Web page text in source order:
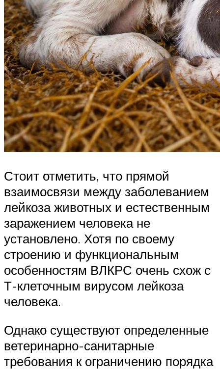
Стоит отметить, что прямой
взаимосвязи между заболеванием
лейкоза животных и естественным
заражением человека не
установлено. Хотя по своему
строению и функциональным
особенностям ВЛКРС очень схож с
Т-клеточным вирусом лейкоза
человека.
Однако существуют определенные
ветеринарно-санитарные
требования к ограничению порядка